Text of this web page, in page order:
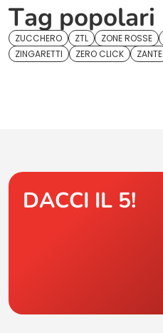
Tag popolari
ZUCCHERO ZTL ZONE ROSSE
ZINGARETTI
ZERO CLICK ZANTE
DACCI IL 5!